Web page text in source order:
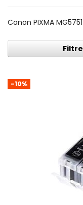
Canon PIXMA MG5751
Filtre
-10%